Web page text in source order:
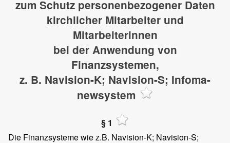
zum Schutz personenbezogener Daten
kirchlicher Mitarbeiter und
Mitarbeiterinnen
bei der Anwendung von
Finanzsystemen,
z. B. Navision-K; Navision-S; Infoma-
newsystem
§ 1
Die Finanzsysteme wie z.B. Navision-K; Navision-S;